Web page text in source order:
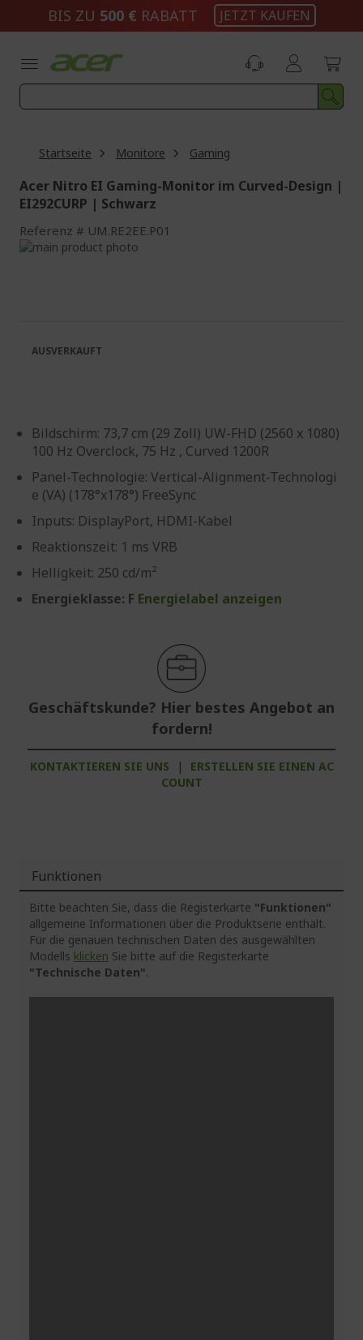
BIS ZU 500 € RABATT JETZT KAUFEN
Startseite Monitore Gaming
Acer Nitro EI Gaming-Monitor im Curved-Design |
EI292CURP | Schwarz
Referenz UM.RE2EE.P01
Zum
Bildschirm: 73,7 cm (29 Zoll) UW-FHD (2560 x 1080)
100 Hz Overclock, 75 Hz , Curved 1200R
Panel-Technologie: Vertical-Alignment-Technologi
e (VA) (178°x178°) FreeSync
Inputs: DisplayPort, HDMI-Kabel
Reaktionszeit: 1 ms VRB
Helligkeit: 250 cd/m²
Energieklasse: F Energielabel anzeigen
Geschäftskunde? Hier bestes Angebot an
fordern!
KONTAKTIEREN SIE UNS |
ERSTELLEN SIE EINEN AC
COUNT
AUSVERKAUFT
Funktionen
Bitte beachten Sie, dass die Registerkarte "Funktionen"
allgemeine Informationen über die Produktserie enthält.
Für die genauen technischen Daten des ausgewählten
Modells klicken Sie bitte auf die Registerkarte
"Technische Daten".